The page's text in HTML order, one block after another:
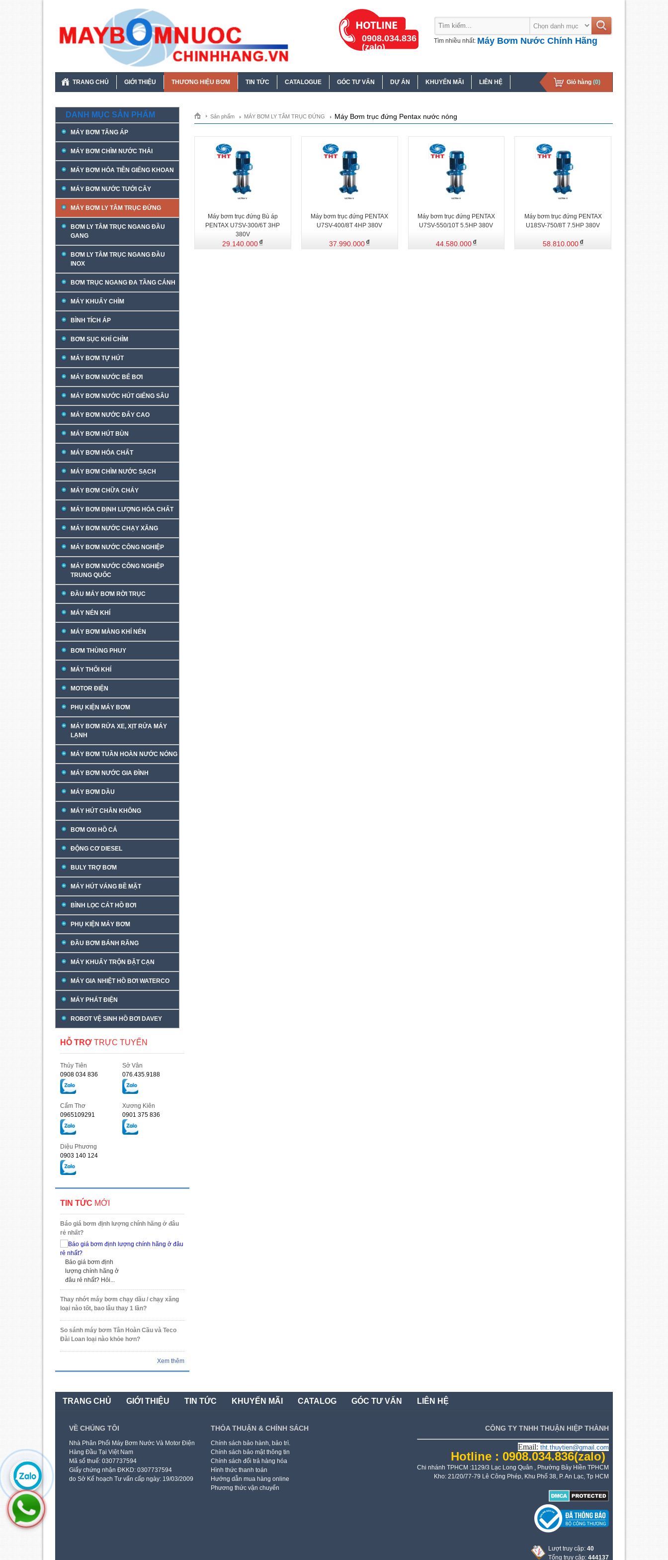
Tìm nhiều nhất: Máy Bơm Nước Chính Hãng
0908.034.836
(zalo)
TRANG CHỦ GIỚI THIỆU THƯƠNG HIỆU BƠM TIN TỨC CATALOGUE GÓC TƯ VẤN DỰ ÁN KHUYẾN MÃI LIÊN HỆ Giỏ hàng (0)
DANH MỤC SẢN PHẨM
MÁY BƠM TĂNG ÁP
MÁY BƠM CHÌM NƯỚC THẢI
MÁY BƠM HỎA TIỄN GIẾNG KHOAN
MÁY BƠM NƯỚC TƯỚI CÂY
MÁY BƠM LY TÂM TRỤC ĐỨNG
BƠM LY TÂM TRỤC NGANG ĐẦU
GANG
BƠM LY TÂM TRỤC NGANG ĐẦU
INOX
BƠM TRỤC NGANG ĐA TẦNG CÁNH
MÁY KHUẤY CHÌM
BÌNH TÍCH ÁP
BƠM SỤC KHÍ CHÌM
MÁY BƠM TỰ HÚT
MÁY BƠM NƯỚC BỂ BƠI
MÁY BƠM NƯỚC HÚT GIẾNG SÂU
MÁY BƠM NƯỚC ĐẨY CAO
MÁY BƠM HÚT BÙN
MÁY BƠM HÓA CHẤT
MÁY BƠM CHÌM NƯỚC SẠCH
MÁY BƠM CHỮA CHÁY
MÁY BƠM ĐỊNH LƯỢNG HÓA CHẤT
MÁY BƠM NƯỚC CHẠY XĂNG
MÁY BƠM NƯỚC CÔNG NGHIỆP
MÁY BƠM NƯỚC CÔNG NGHIỆP
TRUNG QUỐC
ĐẦU MÁY BƠM RỜI TRỤC
MÁY NÉN KHÍ
MÁY BƠM MÀNG KHÍ NÉN
BƠM THÙNG PHUY
MÁY THỔI KHÍ
MOTOR ĐIỆN
PHỤ KIỆN MÁY BƠM
MÁY BƠM RỬA XE, XỊT RỬA MÁY
LẠNH
MÁY BƠM TUẦN HOÀN NƯỚC NÓNG
MÁY BƠM NƯỚC GIA ĐÌNH
MÁY BƠM DẦU
MÁY HÚT CHÂN KHÔNG
BƠM OXI HỒ CÁ
ĐỘNG CƠ DIESEL
BULY TRỢ BƠM
MÁY HÚT VÁNG BỀ MẶT
BÌNH LỌC CÁT HỒ BƠI
PHỤ KIỆN MÁY BƠM
ĐẦU BƠM BÁNH RĂNG
MÁY KHUẤY TRỘN ĐẶT CẠN
MÁY GIA NHIỆT HỒ BƠI WATERCO
MÁY PHÁT ĐIỆN
ROBOT VỆ SINH HỒ BƠI DAVEY
HỖ TRỢ TRỰC TUYẾN
Thủy Tiên
0908 034 836
Sở Vân
076.435.9188
Cẩm Thơ
0965109291
Xương Kiên
0901 375 836
Diệu Phương
0903 140 124
TIN TỨC MỚI
Báo giá bơm định lượng chính hãng ở đâu
rẻ nhất?
Báo giá bơm định
lượng chính hãng ở
đâu rẻ nhất? Hỏi...
Thay nhớt máy bơm chạy dầu / chạy xăng
loại nào tốt, bao lâu thay 1 lần?
So sánh máy bơm Tân Hoàn Cầu và Teco
Đài Loan loại nào khỏe hơn?
Xem thêm
Sản phẩm MÁY BƠM LY TÂM TRỤC ĐỨNG Máy Bơm trục đứng Pentax nước nóng
Máy bơm trục đứng Bù áp
PENTAX U7SV-300/6T 3HP
380V
29.140.000
Máy bơm trục đứng PENTAX
U7SV-400/8T 4HP 380V
37.990.000
Máy bơm trục đứng PENTAX
U7SV-550/10T 5.5HP 380V
44.580.000
Máy bơm trục đứng PENTAX
U18SV-750/8T 7.5HP 380V
58.810.000
TRANG CHỦ GIỚI THIỆU TIN TỨC KHUYẾN MÃI CATALOG GÓC TƯ VẤN LIÊN HỆ
VỀ CHÚNG TÔI
Nhà Phân Phối Máy Bơm Nước Và Motor Điện
Hàng Đầu Tại Việt Nam
Mã số thuế: 0307737594
Giấy chứng nhận ĐKKD: 0307737594
do Sở Kế hoạch Tư vấn cấp ngày: 19/03/2009
THỎA THUẬN & CHÍNH SÁCH
Chính sách bảo hành, bảo trì.
Chính sách bảo mật thông tin
Chính sách đổi trả hàng hóa
Hình thức thanh toán
Hướng dẫn mua hàng online
Phương thức vận chuyển
CÔNG TY TNHH THUẬN HIỆP THÀNH
Email: tht.thuytien@gmail.com
Hotline : 0908.034.836(zalo)
Chi nhánh TPHCM :1129/3 Lạc Long Quân , Phường Bảy Hiền TPHCM
Kho: 21/20/77-79 Lê Công Phép, Khu Phố 38, P. An Lạc, Tp HCM
Lượt truy cập: 40
Tổng truy cập: 444137